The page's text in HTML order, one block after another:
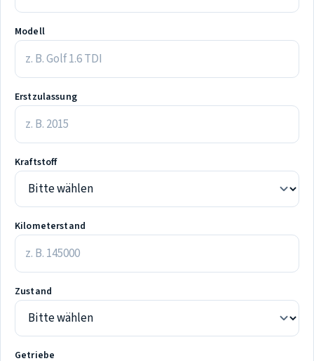
Modell
Erstzulassung
Kraftstoff
Kilometerstand
Zustand
Getriebe